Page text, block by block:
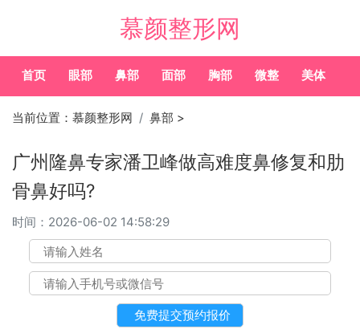
慕颜整形网
首页 眼部 鼻部 面部 胸部 微整 美体
当前位置： 慕颜整形网 鼻部 >
广州隆鼻专家潘卫峰做高难度鼻修复和肋
骨鼻好吗?
时间： 2026-06-02 14:58:29